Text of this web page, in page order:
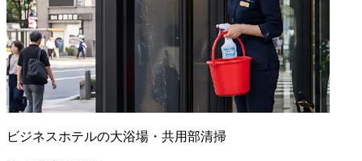
ビジネスホテルの大浴場・共用部清掃